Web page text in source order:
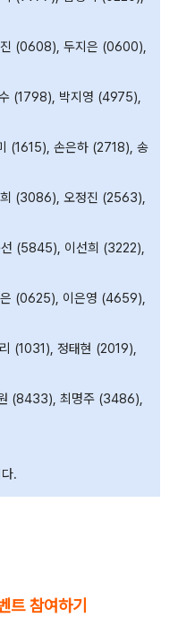
(0608), 두지은 (0600),
(1798), 박지영 (4975),
(1615), 손은하 (2718), 송
(3086), 오정진 (2563),
(5845), 이선희 (3222),
(0625), 이은영 (4659),
(1031), 정태현 (2019),
(8433), 최명주 (3486),
.
트 참여하기